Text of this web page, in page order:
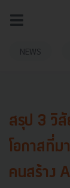
NEWS
สรุป 3 วิ
โอกาสที่
คนสร้าง